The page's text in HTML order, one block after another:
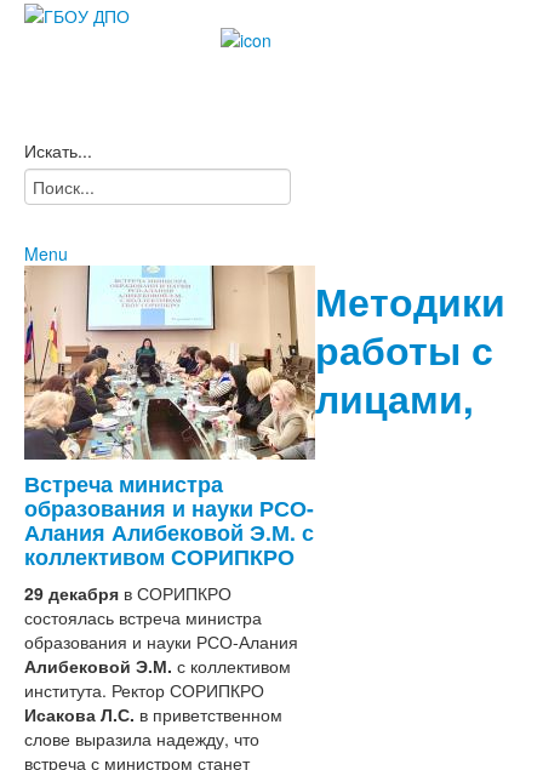
Искать...
Menu
Главная
Карта сайта
Новости
2021
2020
2019
2018
2017
2022
об
образовательной организации
Основные сведения
Структура и органы управления
образовательной организацией
Документы
Образование
Руководство. Педагогический (научно-
педагогический) состав
Материально-техническое
обеспечение, оснащенность
образовательного процесса
Встреча министра
образования и науки РСО-
Алания Алибековой Э.М. с
коллективом СОРИПКРО
29 декабря в СОРИПКРО
состоялась встреча министра
образования и науки РСО-Алания
Алибековой Э.М. с коллективом
института. Ректор СОРИПКРО
Исакова Л.С. в приветственном
слове выразила надежду, что
встреча с министром станет
Методики
работы с
лицами,